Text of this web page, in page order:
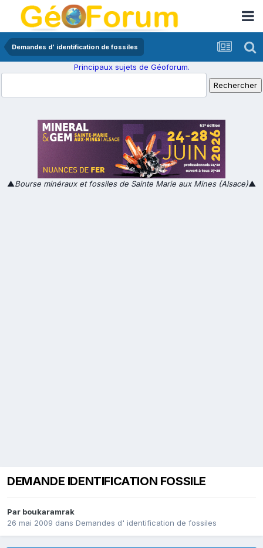
Demandes d' identification de fossiles
Principaux sujets de Géoforum.
▲Bourse minéraux et fossiles de Sainte Marie aux Mines (Alsace)▲
DEMANDE IDENTIFICATION FOSSILE
Par boukaramrak
26 mai 2009 dans Demandes d' identification de fossiles